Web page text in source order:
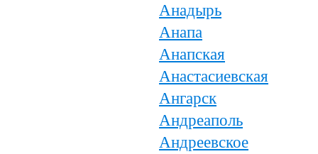
Анадырь
Анапа
Анапская
Анастасиевская
Ангарск
Андреаполь
Андреевское